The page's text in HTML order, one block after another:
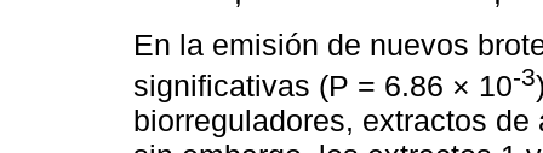
En la emisión de nuevos
significativas (P = 6.86 × 10-3
biorreguladores, extractos